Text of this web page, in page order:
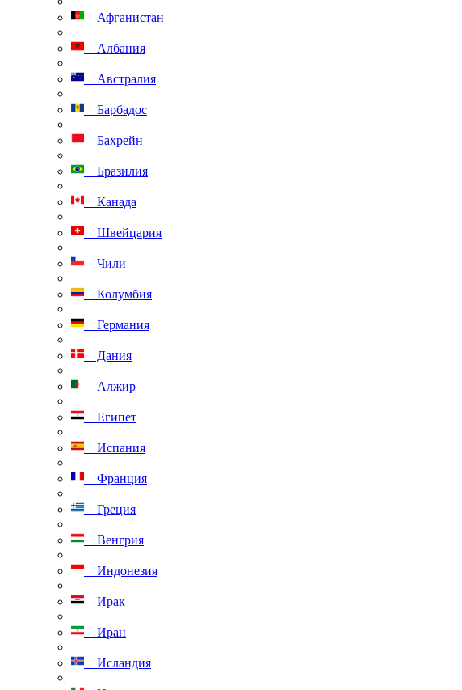
Афганистан
Албания
Австралия
Барбадос
Бахрейн
Бразилия
Канада
Швейцария
Чили
Колумбия
Германия
Дания
Алжир
Египет
Испания
Франция
Греция
Венгрия
Индонезия
Ирак
Иран
Исландия